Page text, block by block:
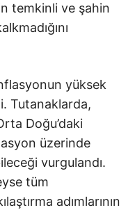
temkinli ve şahin
yüksek
Tutanaklarda,
Doğu’daki
üzerinde
vurgulandı.
tüm
adımlarının